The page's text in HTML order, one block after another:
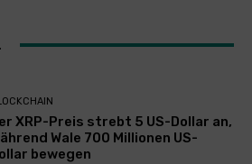
XRP-Preis strebt 5 US-Dollar an,
Wale 700 Millionen US-
bewegen